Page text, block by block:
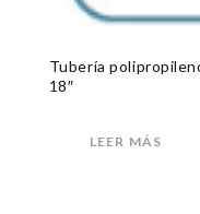
Tubería
18″
LEER MÁS